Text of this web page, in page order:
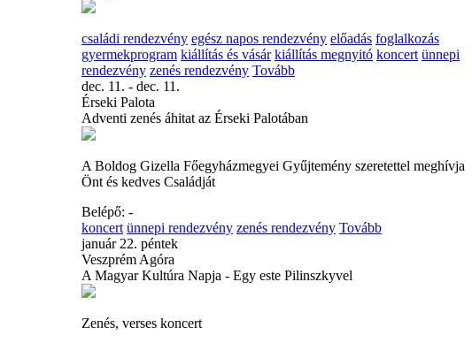
családi rendezvény egész napos rendezvény előadás foglalkozás
gyermekprogram kiállítás és vásár kiállítás megnyitó koncert ünnepi
rendezvény zenés rendezvény Tovább
dec. 11. - dec. 11.
Érseki Palota
Adventi zenés áhitat az Érseki Palotában
A Boldog Gizella Főegyházmegyei Gyűjtemény szeretettel meghívja
Önt és kedves Családját
Belépő: -
koncert ünnepi rendezvény zenés rendezvény Tovább
január 22. péntek
Veszprém Agóra
A Magyar Kultúra Napja - Egy este Pilinszkyvel
Zenés, verses koncert